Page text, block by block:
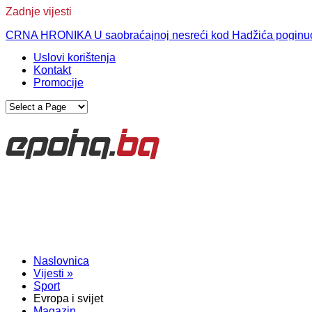
Zadnje vijesti
CRNA HRONIKA U saobraćajnoj nesreći kod Hadžića
REAKCIJA Suljagić: Sad je jasno da iza napada na
Uslovi korištenja
Kontakt
Promocije
Naslovnica
Vijesti »
Sport
Evropa i svijet